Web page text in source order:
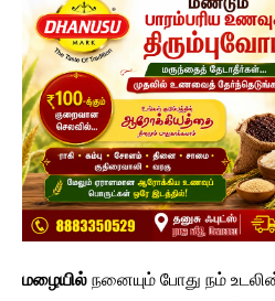
மழையில் நனையும் போது நம்